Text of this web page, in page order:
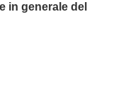
in generale del